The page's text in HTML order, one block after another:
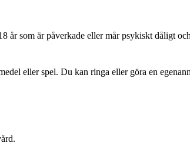
år som är påverkade eller mår psykiskt dåligt
eller spel. Du kan ringa eller göra en